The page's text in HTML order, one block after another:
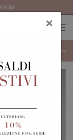
Фильтры
×